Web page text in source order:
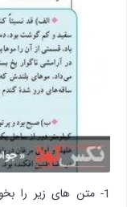
1- متن های زیر را